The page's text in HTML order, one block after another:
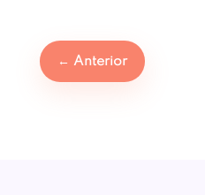
← Anterior